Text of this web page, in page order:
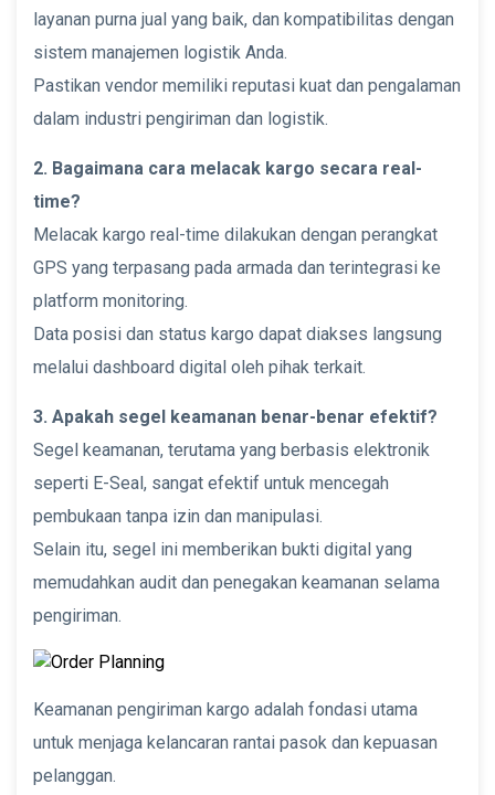
layanan purna jual yang baik, dan kompatibilitas dengan
sistem manajemen logistik Anda.
Pastikan vendor memiliki reputasi kuat dan pengalaman
dalam industri pengiriman dan logistik.
2. Bagaimana cara melacak kargo secara real-
time?
Melacak kargo real-time dilakukan dengan perangkat
GPS yang terpasang pada armada dan terintegrasi ke
platform monitoring.
Data posisi dan status kargo dapat diakses langsung
melalui dashboard digital oleh pihak terkait.
3. Apakah segel keamanan benar-benar efektif?
Segel keamanan, terutama yang berbasis elektronik
seperti E-Seal, sangat efektif untuk mencegah
pembukaan tanpa izin dan manipulasi.
Selain itu, segel ini memberikan bukti digital yang
memudahkan audit dan penegakan keamanan selama
pengiriman.
Keamanan pengiriman kargo adalah fondasi utama
untuk menjaga kelancaran rantai pasok dan kepuasan
pelanggan.